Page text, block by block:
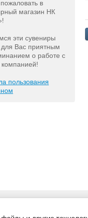
в
магазин НК
эти сувениры
для Вас приятным
о работе с
пользования